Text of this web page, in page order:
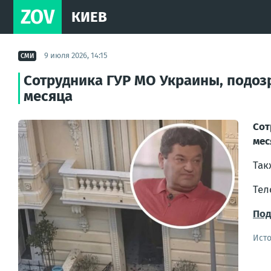
ZOV КИЕВ
СМИ 9 июля 2026, 14:15
Сотрудника ГУР МО Украины,
месяца